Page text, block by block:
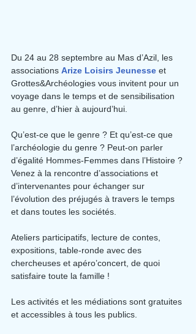
Du 24 au 28 septembre au Mas d’Azil, les
associations Arize Loisirs Jeunesse et
Grottes&Archéologies vous invitent pour un
voyage dans le temps et de sensibilisation
au genre, d’hier à aujourd’hui.
Qu’est-ce que le genre ? Et qu’est-ce que
l’archéologie du genre ? Peut-on parler
d’égalité Hommes-Femmes dans l’Histoire ?
Venez à la rencontre d’associations et
d’intervenantes pour échanger sur
l’évolution des préjugés à travers le temps
et dans toutes les sociétés.
Ateliers participatifs, lecture de contes,
expositions, table-ronde avec des
chercheuses et apéro’concert, de quoi
satisfaire toute la famille !
Les activités et les médiations sont gratuites
et accessibles à tous les publics.